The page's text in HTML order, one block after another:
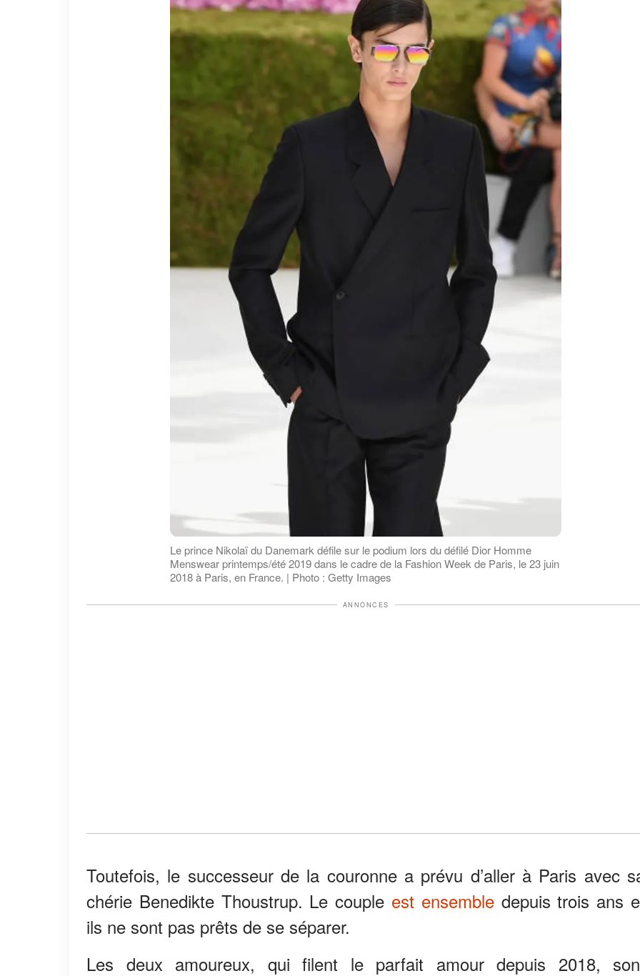
Le prince Nikolaï du Danemark défile sur le podium lors du défilé Dior Homme
Menswear printemps/été 2019 dans le cadre de la Fashion Week de Paris, le 23 juin
2018 à Paris, en France. | Photo : Getty Images
ANNONCES
Toutefois, le successeur de la couronne a prévu d’aller à Paris avec
chérie Benedikte Thoustrup. Le couple est ensembledepuis trois ans
ils ne sont pas prêts de se séparer.
Les deux amoureux, qui filent le parfait amour depuis 2018,